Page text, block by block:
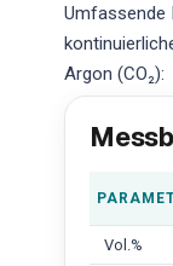
Umfassende
Argon (CO₂):
Vol.%